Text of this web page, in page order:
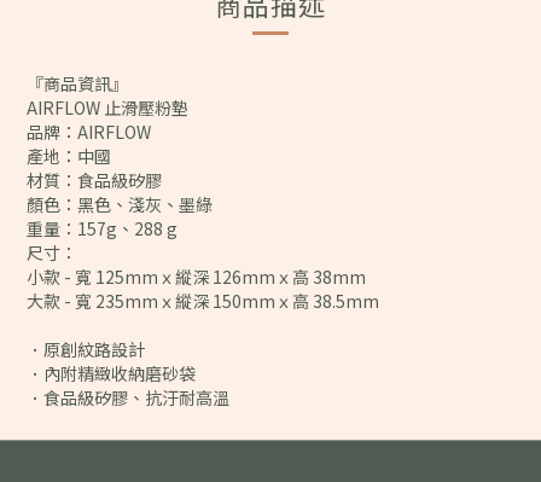
『商品資訊』
AIRFLOW 止滑壓粉墊
品牌：AIRFLOW
產地：中國
材質：食品級矽膠
顏色：黑色、淺灰、墨綠
重量：157g、288 g
尺寸：
小款 - 寬 125mmｘ縱深 126mmｘ高 38mm
大款 - 寬 235mmｘ縱深 150mmｘ高 38.5mm
．原創紋路設計
．內附精緻收納磨砂袋
．食品級矽膠、抗汙耐高溫